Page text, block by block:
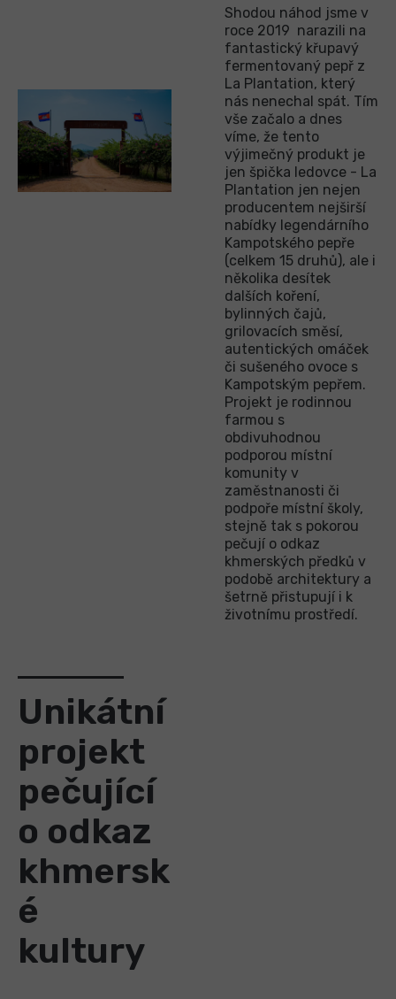
Shodou náhod jsme v
roce 2019 narazili na
fantastický křupavý
fermentovaný pepř z
La Plantation, který
nás nenechal spát. Tím
vše začalo a dnes
víme, že tento
výjimečný produkt je
jen špička ledovce - La
Plantation jen nejen
producentem nejširší
nabídky legendárního
Kampotského pepře
(celkem 15 druhů), ale i
několika desítek
dalších koření,
bylinných čajů,
grilovacích směsí,
autentických omáček
či sušeného ovoce s
Kampotským pepřem.
Projekt je rodinnou
farmou s
obdivuhodnou
podporou místní
komunity v
zaměstnanosti či
podpoře místní školy,
stejně tak s pokorou
pečují o odkaz
khmerských předků v
podobě architektury a
šetrně přistupují i k
životnímu prostředí.
Unikátní
projekt
pečující
o odkaz
khmersk
é
kultury